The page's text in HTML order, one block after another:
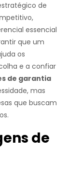
de
essencial
que um
os
e a confiar
de garantia
mas
que buscam
de